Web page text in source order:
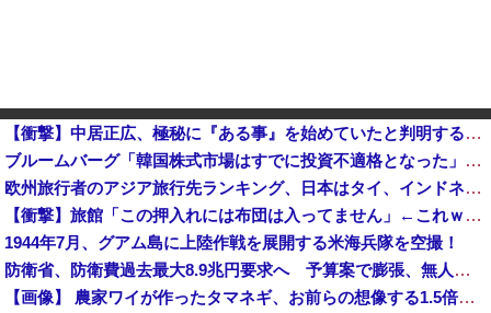
【衝撃】中居正広、極秘に『ある事』を始めていたと判明する・・・
ブルームバーグ「韓国株式市場はすでに投資不適格となった」→韓国財務相「韓国経済は絶好調！ 韓国市場は安泰!!」……まあ、うん。国外からどう認識されているのかって問題だから……さ
欧州旅行者のアジア旅行先ランキング、日本はタイ、インドネシアに次いで3位ランクイン アゴダ調べ
【衝撃】旅館「この押入れには布団は入ってません」←これｗｗｗｗｗ(※画像あり)
1944年7月、グアム島に上陸作戦を展開する米海兵隊を空撮！
防衛省、防衛費過去最大8.9兆円要求へ 予算案で膨張、無人機・AI導入
【画像】 農家ワイが作ったタマネギ、お前らの想像する1.5倍はデカいぞ